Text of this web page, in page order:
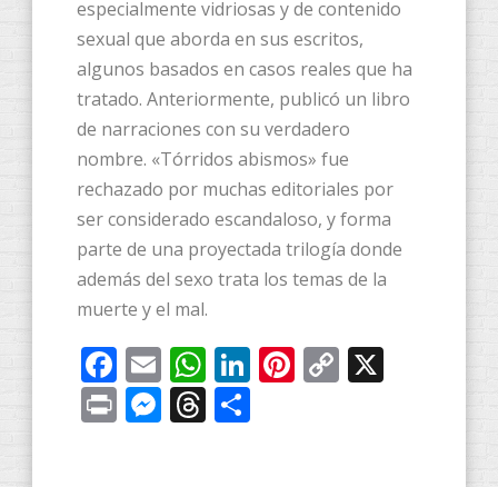
especialmente vidriosas y de contenido
sexual que aborda en sus escritos,
algunos basados en casos reales que ha
tratado. Anteriormente, publicó un libro
de narraciones con su verdadero
nombre. «Tórridos abismos» fue
rechazado por muchas editoriales por
ser considerado escandaloso, y forma
parte de una proyectada trilogía donde
además del sexo trata los temas de la
muerte y el mal.
Facebook
EmailWhatsApp
LinkedIn
Pinterest
Copy
PrintMessenger
Threads